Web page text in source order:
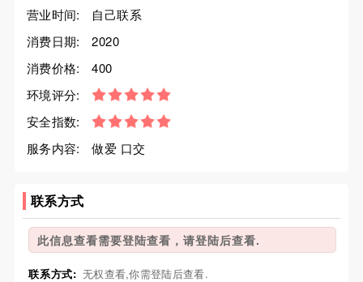
营业时间:
自己联系
消费日期:
2020
消费价格:
400
环境评分:
安全指数:
服务内容:
做爱 口交
联系方式
此信息查看需要登陆查看，请登陆后查看.
联系方式: 无权查看,你需登陆后查看.